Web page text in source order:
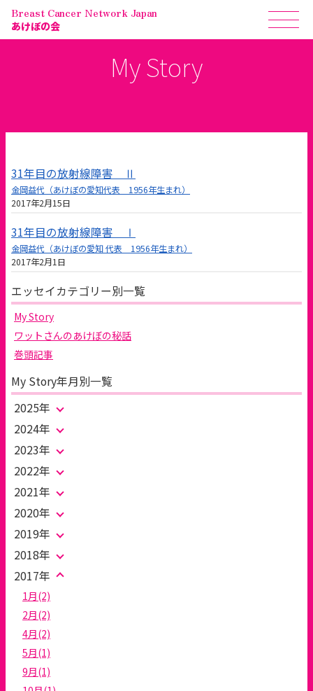
Breast Cancer Network Japan
あけぼの会
My Story
31年目の放射線障害 Ⅱ
金岡益代（あけぼの愛知代表 1956年生まれ）
2017年2月15日
31年目の放射線障害 Ⅰ
金岡益代（あけぼの愛知 代表 1956年生まれ）
2017年2月1日
エッセイカテゴリー別一覧
My Story
ワットさんのあけぼの秘話
巻頭記事
My Story年月別一覧
2025年
2024年
2023年
2022年
2021年
2020年
2019年
2018年
2017年
1月(2)
2月(2)
4月(2)
5月(1)
9月(1)